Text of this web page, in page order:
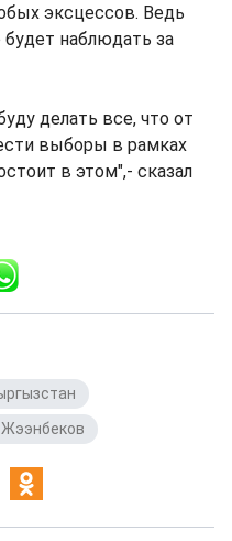
эксцессов. Ведь
наблюдать за
делать все, что от
выборы в рамках
в этом",- сказал